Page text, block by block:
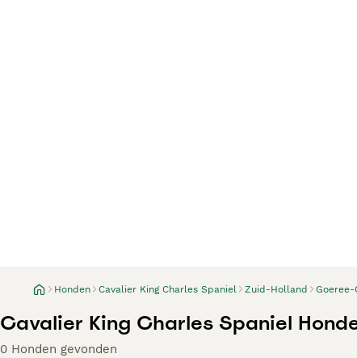
Honden Cavalier King Charles Spaniel Zuid-Holland
Cavalier King Charles Spaniel
0 Honden gevonden